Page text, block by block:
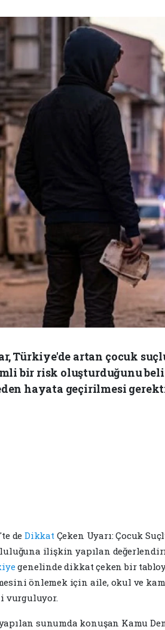
Türkiye'de artan çocuk
bir risk oluşturduğunu
hayata geçirilmesi
'te deDikkat Çeken Uyarı: Çocuk
ilişkin yapılan
genelinde dikkat çeken bir
önlemek için aile, okul ve
vurguluyor.
sunumda konuşan Kamu